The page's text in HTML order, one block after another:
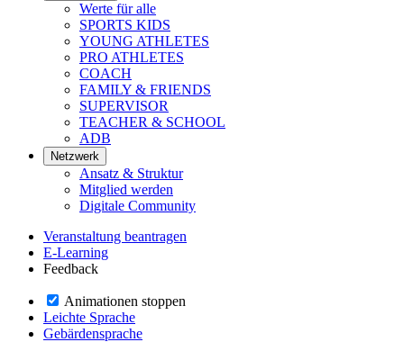
Werte für alle
SPORTS KIDS
YOUNG ATHLETES
PRO ATHLETES
COACH
FAMILY & FRIENDS
SUPERVISOR
TEACHER & SCHOOL
ADB
Netzwerk
Ansatz & Struktur
Mitglied werden
Digitale Community
Veranstaltung beantragen
E-Learning
Feedback
Animationen stoppen
Leichte Sprache
Gebärdensprache